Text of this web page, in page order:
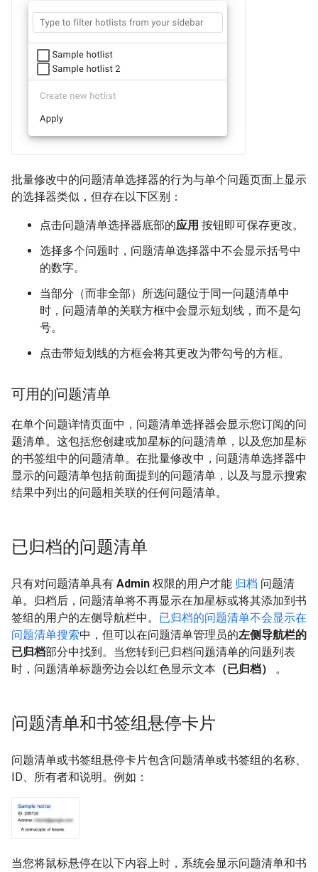
批量修改中的问题清单选择器的行为与单个问题页面上显示
的选择器类似，但存在以下区别：
点击问题清单选择器底部的应用 按钮即可保存更改。
选择多个问题时，问题清单选择器中不会显示括号中
的数字。
当部分（而非全部）所选问题位于同一问题清单中
时，问题清单的关联方框中会显示短划线，而不是勾
号。
点击带短划线的方框会将其更改为带勾号的方框。
可用的问题清单
在单个问题详情页面中，问题清单选择器会显示您订阅的问
题清单。这包括您创建或加星标的问题清单，以及您加星标
的书签组中的问题清单。在批量修改中，问题清单选择器中
显示的问题清单包括前面提到的问题清单，以及与显示搜索
结果中列出的问题相关联的任何问题清单。
已归档的问题清单
只有对问题清单具有 Admin 权限的用户才能 归档 问题清
单。归档后，问题清单将不再显示在加星标或将其添加到书
签组的用户的左侧导航栏中。 已归档的问题清单不会显示在
问题清单搜索中，但可以在问题清单管理员的左侧导航栏的
已归档部分中找到。当您转到已归档问题清单的问题列表
时，问题清单标题旁边会以红色显示文本 （已归档） 。
问题清单和书签组悬停卡片
问题清单或书签组悬停卡片包含问题清单或书签组的名称、
ID、所有者和说明。例如：
当您将鼠标悬停在以下内容上时，系统会显示问题清单和书